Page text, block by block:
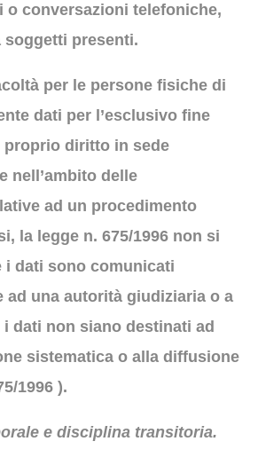
o conversazioni telefoniche,
soggetti presenti.
per le persone fisiche di
dati per l’esclusivo fine
proprio diritto in sede
nell’ambito delle
ad un procedimento
la legge n. 675/1996 non si
i dati sono comunicati
ad una autorità giudiziaria o a
dati non siano destinati ad
sistematica o alla diffusione
1996 ).
e disciplina transitoria.